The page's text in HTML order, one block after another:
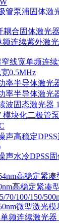
管泵浦固体激
耦合固体激光
连续紫外激光
线宽单频连
0.5MHz
率半导体激光
率半导体激光
波固态激光器
模块化二极管
声高稳定
声水冷DPSS
高稳定紧
高稳定紧凑
70/100/150/
微型激光模
频连续激光器